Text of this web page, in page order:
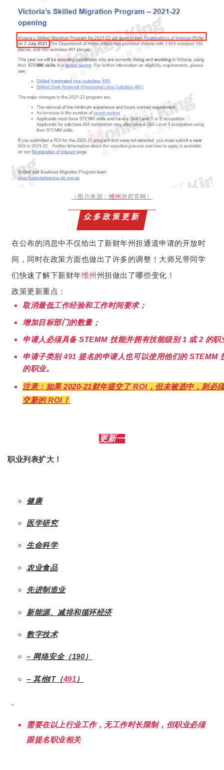
（图片来源： 维州政府官网）
众多政策更新
在公布的消息中不仅给出了新财年州担通道申请的开放时
间，同时在政策方面也做出了许多的调整！大师兄带同学
们快速了解下新财年维州 州担做出了哪些变化！
政策更新重点：
取消最低工作经验和工作时间要求；
增加目标部门的数量；
申请人必须具备 STEMM 技能并拥有技能级别 1 或 2 的职
申请子类别491 提名的申请人也可以使用他们的 STEMM
的职业。
注意：如果 2020-21财年提交了ROI，但未被选中，则必
交新的ROI！
更新一
职业列表扩大！
健康
医学研究
生命科学
农业食品
先进制造业
新能源、减排和循环经济
数字技术
– 网络安全（190）
– 其他IT（491 ）
需要在以上行业工作，无工作时长限制，但职业必须
跟提名职业相关